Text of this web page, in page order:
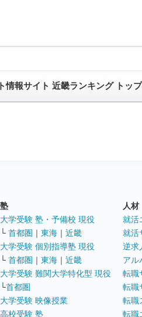
情報サイト 近畿ランキング トッ
塾
大学受験 塾・予備校 現役
└ 首都圏 ｜ 東海 ｜ 近畿
大学受験 個別指導塾 現役
└ 首都圏 ｜ 東海 ｜ 近畿
大学受験 難関大学特化型 現役
└首都圏
大学受験 映像授業
高校受験 塾
人材
就活
就活
逆求
アル
転職
転職
転職
転職